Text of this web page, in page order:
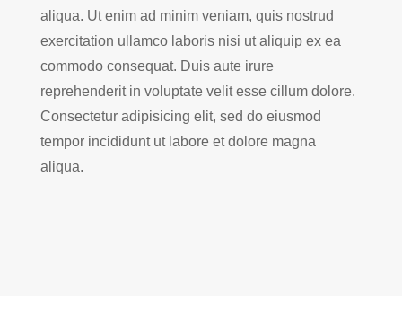
aliqua. Ut enim ad minim veniam, quis nostrud
exercitation ullamco laboris nisi ut aliquip ex ea
commodo consequat. Duis aute irure
reprehenderit in voluptate velit esse cillum dolore.
Consectetur adipisicing elit, sed do eiusmod
tempor incididunt ut labore et dolore magna
aliqua.